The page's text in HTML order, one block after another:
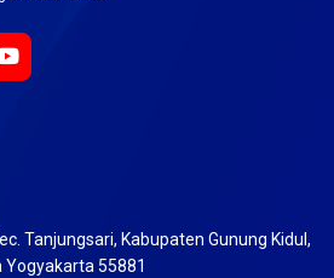
Tanjungsari, Kabupaten Gunung Kidul,
Yogyakarta 55881